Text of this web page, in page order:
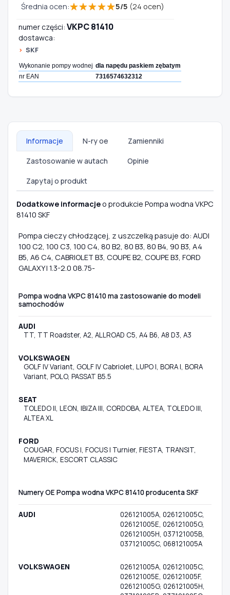
Średnia ocen:★★★★★5/5 (24 ocen)
numer części: VKPC 81410
dostawca:
SKF
Wykonanie pompy wodnej dla napędu paskiem zębatym
nr EAN
7316574632312
Informacje N-ry oe Zamienniki
Zastosowanie w autach Opinie
Zapytaj o produkt
Dodatkowe informacjeo produkcie Pompa wodna VKPC
81410 SKF
Pompa cieczy chłodzącej, z uszczelką pasuje do: AUDI
100 C2, 100 C3, 100 C4, 80 B2, 80 B3, 80 B4, 90 B3, A4
B5, A6 C4, CABRIOLET B3, COUPE B2, COUPE B3, FORD
GALAXY I 1.3-2.0 08.75-
Pompa wodna VKPC 81410 ma zastosowanie do modeli
samochodów
AUDI
TT, TT Roadster, A2, ALLROAD C5, A4 B6, A8 D3, A3
VOLKSWAGEN
GOLF IV Variant, GOLF IV Cabriolet, LUPO I, BORA I, BORA
Variant, POLO, PASSAT B5.5
SEAT
TOLEDO II, LEON, IBIZA III, CORDOBA, ALTEA, TOLEDO III,
ALTEA XL
FORD
COUGAR, FOCUS I, FOCUS I Turnier, FIESTA, TRANSIT,
MAVERICK, ESCORT CLASSIC
Numery OE Pompa wodna VKPC 81410 producenta SKF
AUDI
026121005A, 026121005C,
026121005E, 026121005G,
026121005H, 037121005B,
037121005C, 068121005A
VOLKSWAGEN
026121005A, 026121005C,
026121005E, 026121005F,
026121005G, 026121005H,